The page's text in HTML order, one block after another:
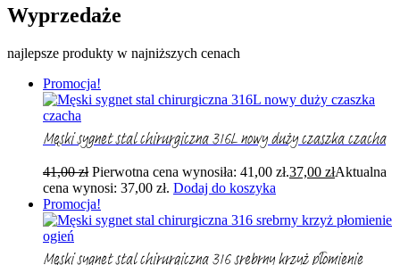
Wyprzedaże
najlepsze produkty w najniższych cenach
Promocja!
Męski sygnet stal chirurgiczna 316L nowy duży czaszka czacha
41,00zł Pierwotna cena wynosiła: 41,00 zł.37,00 złAktualna
cena wynosi: 37,00 zł. Dodaj do koszyka
Promocja!